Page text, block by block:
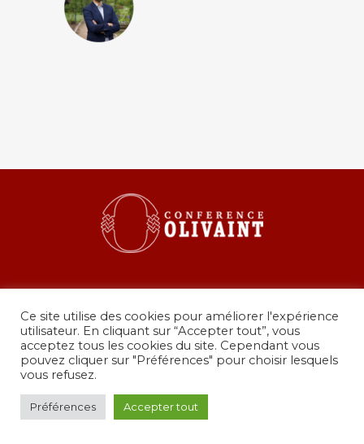
36 rue de Grenelle, 75007 Paris
presidence@conferenceolivaint.fr
© Copyright 2024 - Conférence Olivaint -
Ce site utilise des cookies pour améliorer l'expérience
utilisateur. En cliquant sur “Accepter tout”, vous
acceptez tous les cookies du site. Cependant vous
pouvez cliquer sur "Préférences" pour choisir lesquels
vous refusez.
Préférences Accepter tout